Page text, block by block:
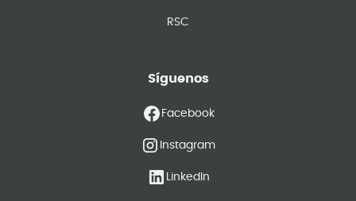
RSC
Síguenos
Facebook
Instagram
LinkedIn